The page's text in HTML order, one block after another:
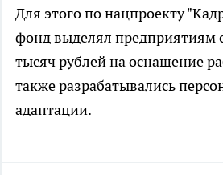
Для этого по нацпроекту
фонд выделял предприятиям
тысяч рублей на оснащение
также разрабатывались
адаптации.